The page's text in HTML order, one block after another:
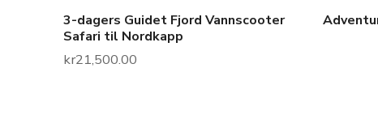
3-dagers Guidet Fjord Vannscooter
Safari til Nordkapp
kr21,500.00